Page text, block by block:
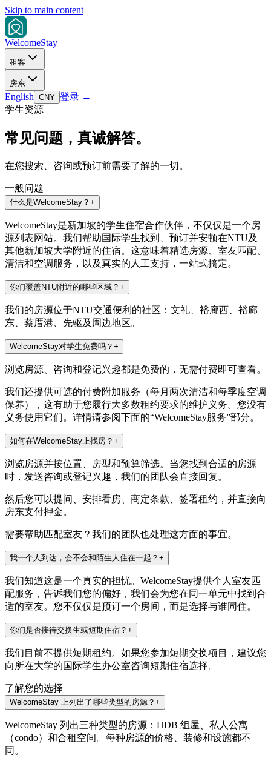
Skip to main content
WelcomeStay
租客
房东
English CNY 登录 →
学生资源
常见问题，真诚解答。
在您搜索、咨询或预订前需要了解的一切。
一般问题
什么是WelcomeStay？ +
WelcomeStay是新加坡的学生住宿合作伙伴，不仅仅是一个房
源列表网站。我们帮助国际学生找到、预订并安顿在NTU及
其他新加坡大学附近的住宿。这意味着精选房源、室友匹配、
清洁和空调服务，以及真实的人工支持，一站式搞定。
你们覆盖NTU附近的哪些区域？ +
我们的房源位于NTU交通便利的社区：文礼、裕廊西、裕廊
东、蔡厝港、先驱及周边地区。
WelcomeStay对学生免费吗？ +
浏览房源、咨询和登记兴趣都是免费的，无需付费即可查看。
我们还提供可选的付费附加服务（每月两次清洁和每季度空调
保养），这有助于您履行大多数租约要求的维护义务。您没有
义务使用它们。详情请参阅下面的“WelcomeStay服务”部分。
如何在WelcomeStay上找房？ +
浏览房源并按位置、房型和预算筛选。当您找到合适的房源
时，发送咨询或登记兴趣，我们的团队会直接回复。
然后您可以提问、安排看房、商定条款、签署租约，并直接向
房东支付押金。
需要帮助匹配室友？我们的团队也处理这方面的事宜。
我一个人到达，会不会和陌生人住在一起？ +
我们知道这是一个真实的担忧。WelcomeStay提供个人室友匹
配服务，告诉我们您的偏好，我们会为您在同一单元中找到合
适的室友。您不仅仅是预订一个房间，而是选择与谁同住。
你们是否接待交换生或短期住宿？ +
我们目前不提供短期租约。如果您参加短期交换项目，建议您
向所在大学的国际学生办公室咨询短期住宿选择。
了解您的选择
WelcomeStay 上列出了哪些类型的房源？ +
WelcomeStay 列出三种类型的房源：HDB 组屋、私人公寓
（condo）和合租空间。每种房源的价格、装修和设施都不
同。